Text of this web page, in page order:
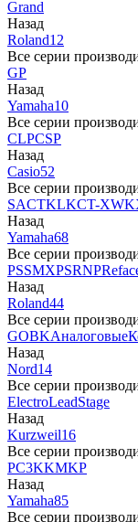
Grand
Назад
Roland12
Все серии
GP
Назад
Yamaha10
Все серии
CLPCSP
Назад
Casio52
Все серии
SACTKLKCT-XWK
Назад
Yamaha68
Все серии
PSSMXPSRNP
Назад
Roland44
Все серии
GOBKАналоговые
Назад
Nord14
Все серии
ElectroLeadStage
Назад
Kurzweil16
Все серии
PC3KKMKP
Назад
Yamaha85
Все серии